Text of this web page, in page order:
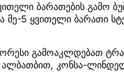
ბარათების გამო
მე-5 ყვითელი ბარათი
გამოაკლდებათ
ალბათბით, კონსა-